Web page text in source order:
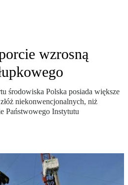
wzrosną
środowiska Polska posiada większe
niekonwencjonalnych, niż
Państwowego Instytutu